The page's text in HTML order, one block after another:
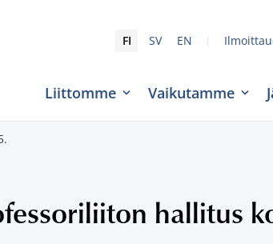
FI SV EN
Liittomme Vaikutamme
hallitus